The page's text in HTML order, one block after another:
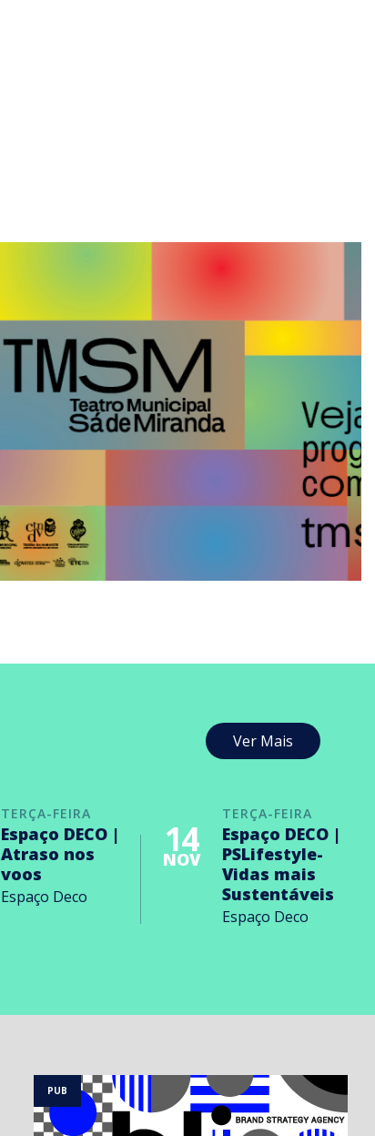
Ver Mais
TERÇA-FEIRA
Espaço DECO |
Atraso nos
voos
Espaço Deco
TERÇA-FEIRA
14
NOV
Espaço DECO |
PSLifestyle-
Vidas mais
Sustentáveis
Espaço Deco